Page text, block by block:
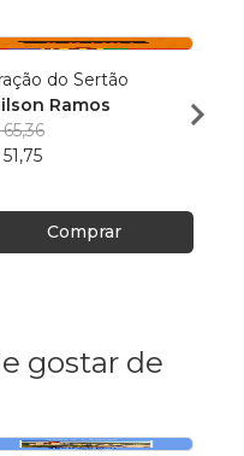
do Sertão
Ramos
Comprar
R$
gostar de